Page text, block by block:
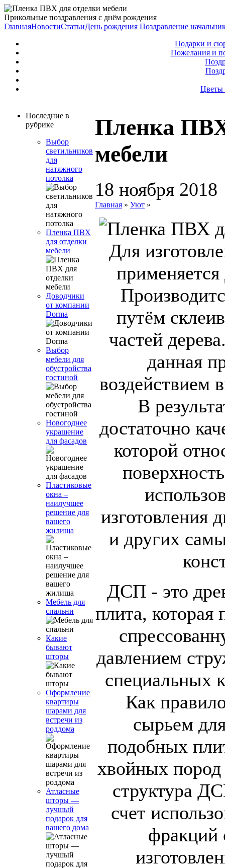
Прикольные поздравления с днём рождения
ГлавнаяНовостиСтатьиДень рождения Поздравление
Подарки и
Пожелания и
Цветы
Последние в
рубрике
Выбор
светильников
для
натяжного
потолка
Пленка ПВХ
для отделки
мебели
Доводчики
от компании
Dorma
Выбор
мебели для
обустройства
гостиной
Новогоднее
украшение
для фасадов
Пластиковые
окна –
наилучшее
решение для
вашего
жилища
Мебель для
спальни
Какие
бывают
шторы
Оформление
квартиры
шарами для
встречи из
роддома
Атласные
шторы —
лучшый
подарок для
вашего дома
Пленка
мебели
18 ноября 2018
Главная » Уют »
Для
путём
частей
данная
воздействием
В
достаточно
которой
изготовления
и других
ДСП - это
плита, которая
давлением
специальных
Как
сырьем
подобных
хвойных пород
структура
счет
фракций